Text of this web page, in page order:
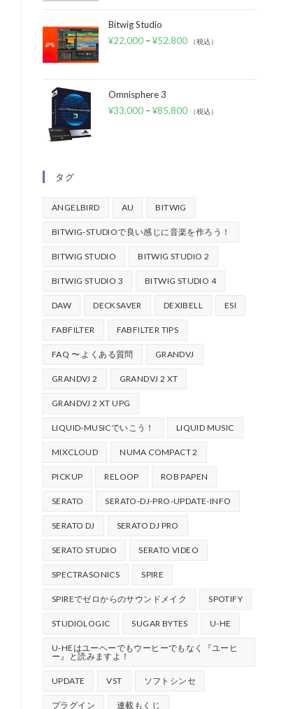
Bitwig Studio
¥22,000 –¥52,800 （税込）
Omnisphere 3
¥33,000 –¥85,800 （税込）
タグ
ANGELBIRD AU BITWIG
BITWIG-STUDIOで良い感じに音楽を作ろう！
BITWIG STUDIO BITWIG STUDIO 2
BITWIG STUDIO 3 BITWIG STUDIO 4
DAW DECKSAVER DEXIBELL ESI
FABFILTER FABFILTER TIPS
FAQ 〜 よくある質問 GRANDVJ
GRANDVJ 2 GRANDVJ 2 XT
GRANDVJ 2 XT UPG
LIQUID-MUSICでいこう！ LIQUID MUSIC
MIXCLOUD NUMA COMPACT 2
PICKUP RELOOP ROB PAPEN
SERATO SERATO-DJ-PRO-UPDATE-INFO
SERATO DJ SERATO DJ PRO
SERATO STUDIO SERATO VIDEO
SPECTRASONICS SPIRE
SPIREでゼロからのサウンドメイク SPOTIFY
STUDIOLOGIC SUGAR BYTES U-HE
U-HEはユーヘーでもウーヒーでもなく『ユーヒ
ー』と読みますよ！
UPDATE VST ソフトシンセ
プラグイン 連載もくじ